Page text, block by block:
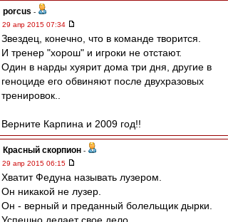
porcus -
29 апр 2015 07:34
Звездец, конечно, что в команде творится.
И тренер "хорош" и игроки не отстают.
Один в нарды хуярит дома три дня, другие в
геноциде его обвиняют после двухразовых
тренировок..
Верните Карпина и 2009 год!!
Красный скорпион -
29 апр 2015 06:15
Хватит Федуна называть лузером.
Он никакой не лузер.
Он - верный и преданный болельщик дырки.